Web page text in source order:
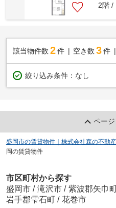
2階 /
該当物件数 2件 空き数 3 件
絞り込み条件： なし
ペー
盛岡市の賃貸物件｜株式会社森の不動産
岡の賃貸物件
市区町村から探す
盛岡市 / 滝沢市 / 紫波郡矢巾
岩手郡雫石町 / 花巻市